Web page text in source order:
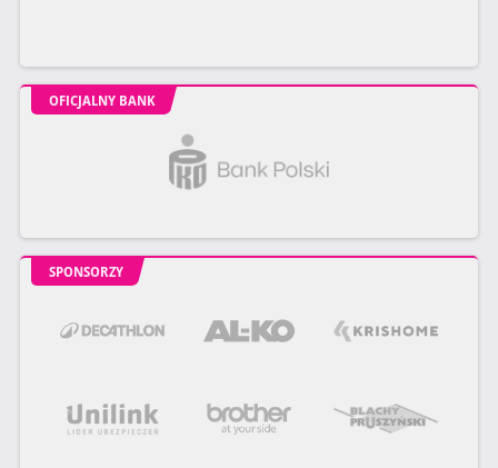
OFICJALNY BANK
SPONSORZY